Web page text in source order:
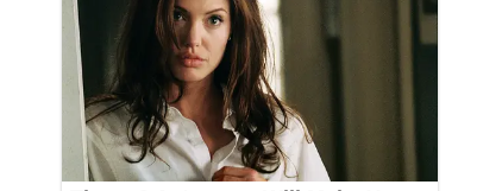
Selesai
Lebih
Cepat
pemadaman
listrik
bergilir
sejumlah
wilayah
Kalimantan